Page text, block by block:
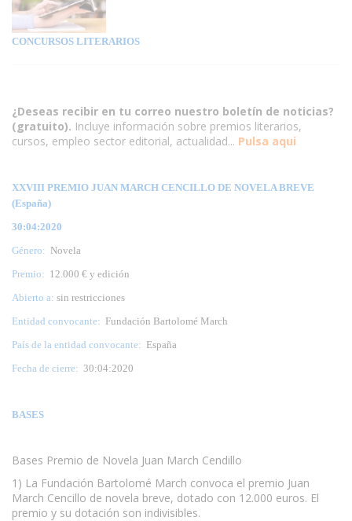
CONCURSOS LITERARIOS
¿Deseas recibir en tu correo nuestro boletín de noticias?
(gratuito). Incluye información sobre premios literarios,
cursos, empleo sector editorial, actualidad... Pulsa aqui
XXVIII PREMIO JUAN MARCH CENCILLO DE NOVELA BREVE
(España)
30:04:2020
Género: Novela
Premio: 12.000 € y edición
Abierto a: sin restricciones
Entidad convocante: Fundación Bartolomé March
País de la entidad convocante: España
Fecha de cierre: 30:04:2020
BASES
Bases Premio de Novela Juan March Cendillo
1) La Fundación Bartolomé March convoca el premio Juan
March Cencillo de novela breve, dotado con 12.000 euros. El
premio y su dotación son indivisibles.